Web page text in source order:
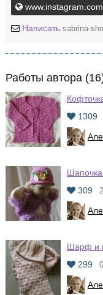
www.instagram.com
Написать sabrina-
Работы автора
1309
309
Шарф и
299